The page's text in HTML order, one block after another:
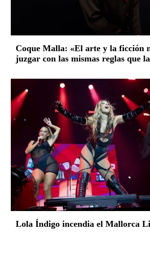
Coque Malla: «El arte y la ficción
juzgar con las mismas reglas que
Lola Índigo incendia el Mallorca